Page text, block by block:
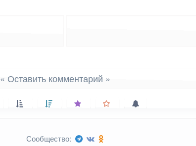
« Оставить комментарий »
Сообщество: